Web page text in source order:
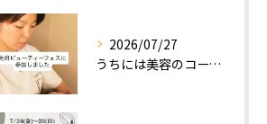
2026/07/27
うちには美容のコースもあるって伝えなきゃ！えっほっえxty